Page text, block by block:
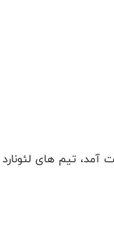
آمد، تیم های